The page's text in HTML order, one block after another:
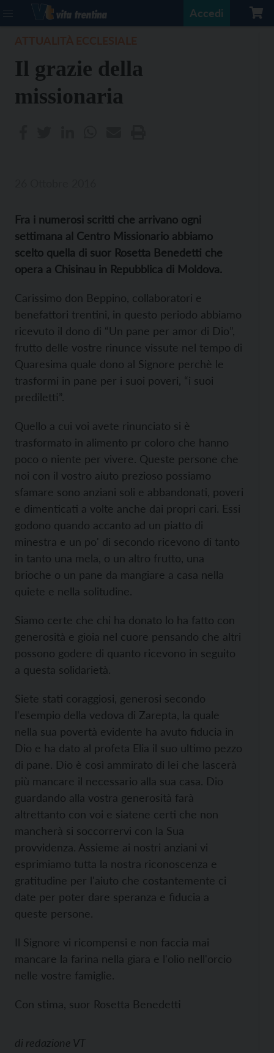
Accedi
Il grazie della
missionaria
Fra i numerosi scritti che arrivano ogni
settimana al Centro Missionario abbiamo
scelto quella di suor Rosetta Benedetti che
opera a Chisinau in Repubblica di Moldova.
Carissimo don Beppino, collaboratori e
benefattori trentini, in questo periodo abbiamo
ricevuto il dono di “Un pane per amor di Dio”,
frutto delle vostre rinunce vissute nel tempo di
Quaresima quale dono al Signore perchè le
trasformi in pane per i suoi poveri, “i suoi
prediletti”.
Quello a cui voi avete rinunciato si è
trasformato in alimento pr coloro che hanno
poco o niente per vivere. Queste persone che
noi con il vostro aiuto prezioso possiamo
sfamare sono anziani soli e abbandonati, poveri
e dimenticati a volte anche dai propri cari. Essi
godono quando accanto ad un piatto di
minestra e un po' di secondo ricevono di tanto
in tanto una mela, o un altro frutto, una
brioche o un pane da mangiare a casa nella
quiete e nella solitudine.
Siamo certe che chi ha donato lo ha fatto con
generosità e gioia nel cuore pensando che altri
possono godere di quanto ricevono in seguito
a questa solidarietà.
Siete stati coraggiosi, generosi secondo
l'esempio della vedova di Zarepta, la quale
nella sua povertà evidente ha avuto fiducia in
Dio e ha dato al profeta Elia il suo ultimo pezzo
di pane. Dio è così ammirato di lei che lascerà
più mancare il necessario alla sua casa. Dio
guardando alla vostra generosità farà
altrettanto con voi e siatene certi che non
mancherà si soccorrervi con la Sua
provvidenza. Assieme ai nostri anziani vi
esprimiamo tutta la nostra riconoscenza e
gratitudine per l'aiuto che costantemente ci
date per poter dare speranza e fiducia a
queste persone.
Il Signore vi ricompensi e non faccia mai
mancare la farina nella giara e l'olio nell'orcio
nelle vostre famiglie.
Con stima, suor Rosetta Benedetti
di redazione VT